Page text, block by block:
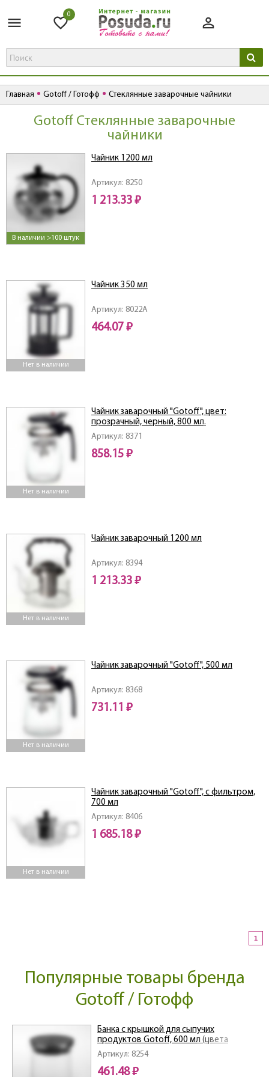
0
Главная Gotoff / Готофф Стеклянные заварочные чайники
Gotoff Стеклянные заварочные
чайники
В наличии >100 штук
Артикул: 8250
Чайник 1200 мл
1 213.33 ₽
Нет в наличии
Артикул: 8022A
Чайник 350 мл
464.07 ₽
Нет в наличии
Артикул: 8371
Чайник заварочный "Gotoff", цвет:
прозрачный, черный, 800 мл.
858.15 ₽
Нет в наличии
Артикул: 8394
Чайник заварочный 1200 мл
1 213.33 ₽
Нет в наличии
Артикул: 8368
Чайник заварочный "Gotoff", 500 мл
731.11 ₽
Нет в наличии
Артикул: 8406
Чайник заварочный "Gotoff", с фильтром,
700 мл
1 685.18 ₽
1
Популярные товары бренда
Gotoff / Готофф
Артикул: 8254
Банка с крышкой для сыпучих
продуктов Gotoff, 600 мл (цвета
крышки в ассортименте)
461.48 ₽